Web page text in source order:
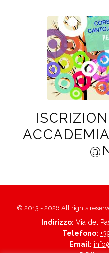
© 2013 - 2026 All rights
Indirizzo: Via del
Telefono:
Email: